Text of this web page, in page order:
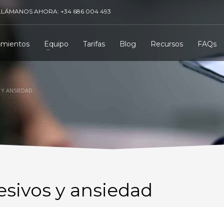
AHORA: +34 686 004 493
Equipo Tarifas Blog Recursos FAQs
ANSIEDAD
y ansiedad